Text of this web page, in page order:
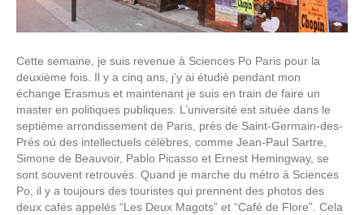
Cette semaine, je suis revenue à Sciences Po Paris pour la
deuxième fois. Il y a cinq ans, j’y ai étudié pendant mon
échange Erasmus et maintenant je suis en train de faire un
master en politiques publiques. L’université est située dans le
septième arrondissement de Paris, près de Saint-Germain-des-
Prés où des intellectuels célèbres, comme Jean-Paul Sartre,
Simone de Beauvoir, Pablo Picasso et Ernest Hemingway, se
sont souvent retrouvés. Quand je marche du métro à Sciences
Po, il y a toujours des touristes qui prennent des photos des
deux cafés appelés “Les Deux Magots” et “Café de Flore”. Cela